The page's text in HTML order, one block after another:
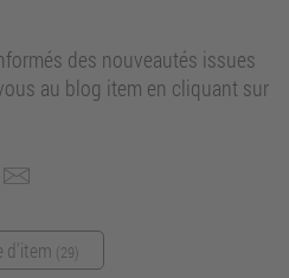
des nouveautés issues
au blog item en cliquant sur
d'item (29)